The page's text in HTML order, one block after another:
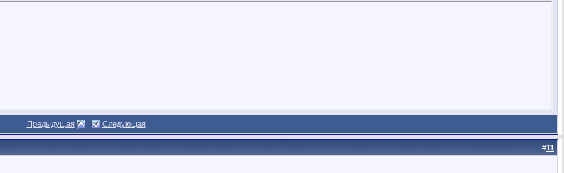
Предыдущая Следующая
#11